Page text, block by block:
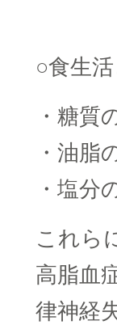
○食生
・糖質
・油脂
・塩分
これら
高脂血
律神経